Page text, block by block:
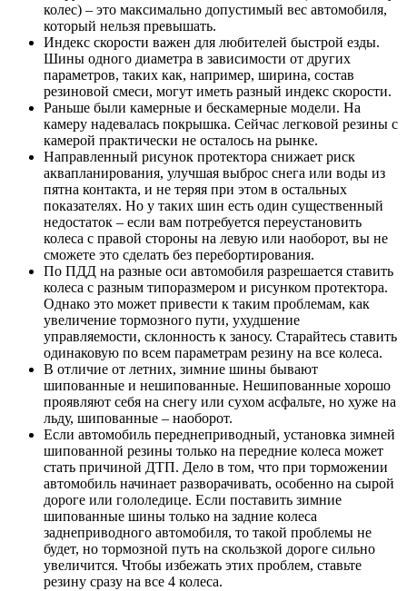
колес) – это максимально допустимый вес автомобиля,
который нельзя превышать.
Индекс скорости важен для любителей быстрой езды.
Шины одного диаметра в зависимости от других
параметров, таких как, например, ширина, состав
резиновой смеси, могут иметь разный индекс скорости.
Раньше были камерные и бескамерные модели. На
камеру надевалась покрышка. Сейчас легковой резины с
камерой практически не осталось на рынке.
Направленный рисунок протектора снижает риск
аквапланирования, улучшая выброс снега или воды из
пятна контакта, и не теряя при этом в остальных
показателях. Но у таких шин есть один существенный
недостаток – если вам потребуется переустановить
колеса с правой стороны на левую или наоборот, вы не
сможете это сделать без перебортирования.
По ПДД на разные оси автомобиля разрешается ставить
колеса с разным типоразмером и рисунком протектора.
Однако это может привести к таким проблемам, как
увеличение тормозного пути, ухудшение
управляемости, склонность к заносу. Старайтесь ставить
одинаковую по всем параметрам резину на все колеса.
В отличие от летних, зимние шины бывают
шипованные и нешипованные. Нешипованные хорошо
проявляют себя на снегу или сухом асфальте, но хуже на
льду, шипованные – наоборот.
Если автомобиль переднеприводный, установка зимней
шипованной резины только на передние колеса может
стать причиной ДТП. Дело в том, что при торможении
автомобиль начинает разворачивать, особенно на сырой
дороге или гололедице. Если поставить зимние
шипованные шины только на задние колеса
заднеприводного автомобиля, то такой проблемы не
будет, но тормозной путь на скользкой дороге сильно
увеличится. Чтобы избежать этих проблем, ставьте
резину сразу на все 4 колеса.